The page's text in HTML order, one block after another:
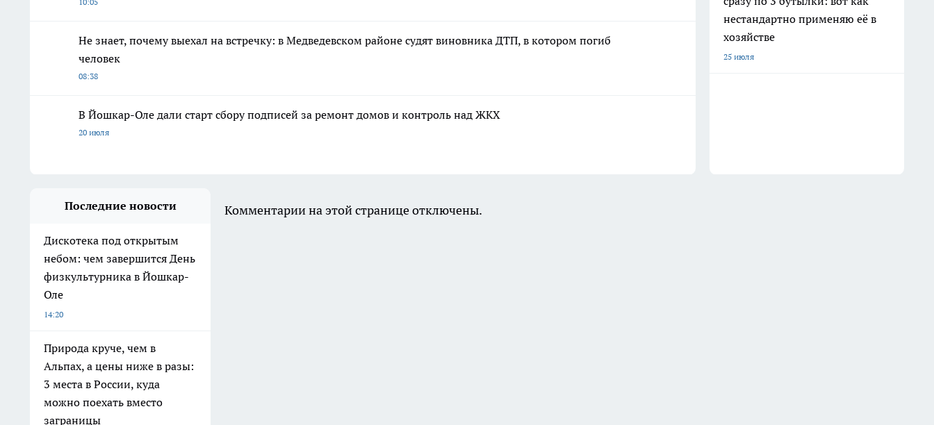
Не знает, почему выехал на встречку: в Медведевском районе судят виновника ДТП, в котором погиб
человек
08:38
В Йошкар-Оле дали старт сбору подписей за ремонт домов и контроль над ЖКХ
20 июля
нестандартно применяю её в
хозяйстве
25 июля
Последние новости
Дискотека под открытым
небом: чем завершится День
физкультурника в Йошкар-
Оле
14:20
Природа круче, чем в
Альпах, а цены ниже в разы:
3 места в России, куда
можно поехать вместо
заграницы
Комментарии на этой странице отключены.